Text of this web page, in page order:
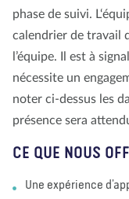
phase de suivi.
calendrier de travail
l’équipe. Il est à
nécessite un
noter ci-dessus les
présence sera
CE QUE NOUS
Une expérience